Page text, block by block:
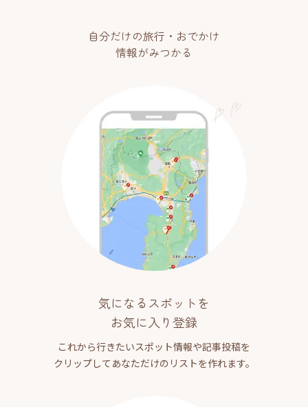
自分だけの旅行・おでかけ
情報がみつかる
気になるスポットを
お気に入り登録
これから行きたいスポット情報や記事投稿を
クリップしてあなただけのリストを作れます。